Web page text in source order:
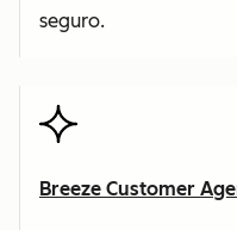
seguro.
Breeze Customer